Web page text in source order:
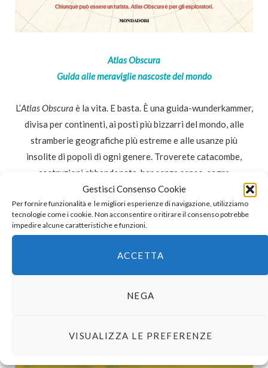
Gestisci Consenso Cookie
Per fornire funzionalità e le migliori esperienze di navigazione, utilizziamo
tecnologie come i cookie. Non acconsentire o ritirare il consenso potrebbe
impedire alcune caratteristiche e funzioni.
ACCETTA
NEGA
VISUALIZZA LE PREFERENZE
Atlas Obscura
Guida alle meraviglie nascoste del mondo
L’Atlas Obscura è la vita. E basta. È una guida-wunderkammer,
divisa per continenti, ai posti più bizzarri del mondo, alle
stramberie geografiche più estreme e alle usanze più
insolite di popoli di ogni genere. Troverete catacombe,
costruzioni abbandonate, bar senza senso, sagre
dimenticate, musei assurdi, manifestazioni naturali rarissime
e angoli pressoché inesplorati. Ogni meta è
abbondantemente illustrata e raccontata con il gusto
autentico della scoperta.
matti, curiosi e sognatori.
*